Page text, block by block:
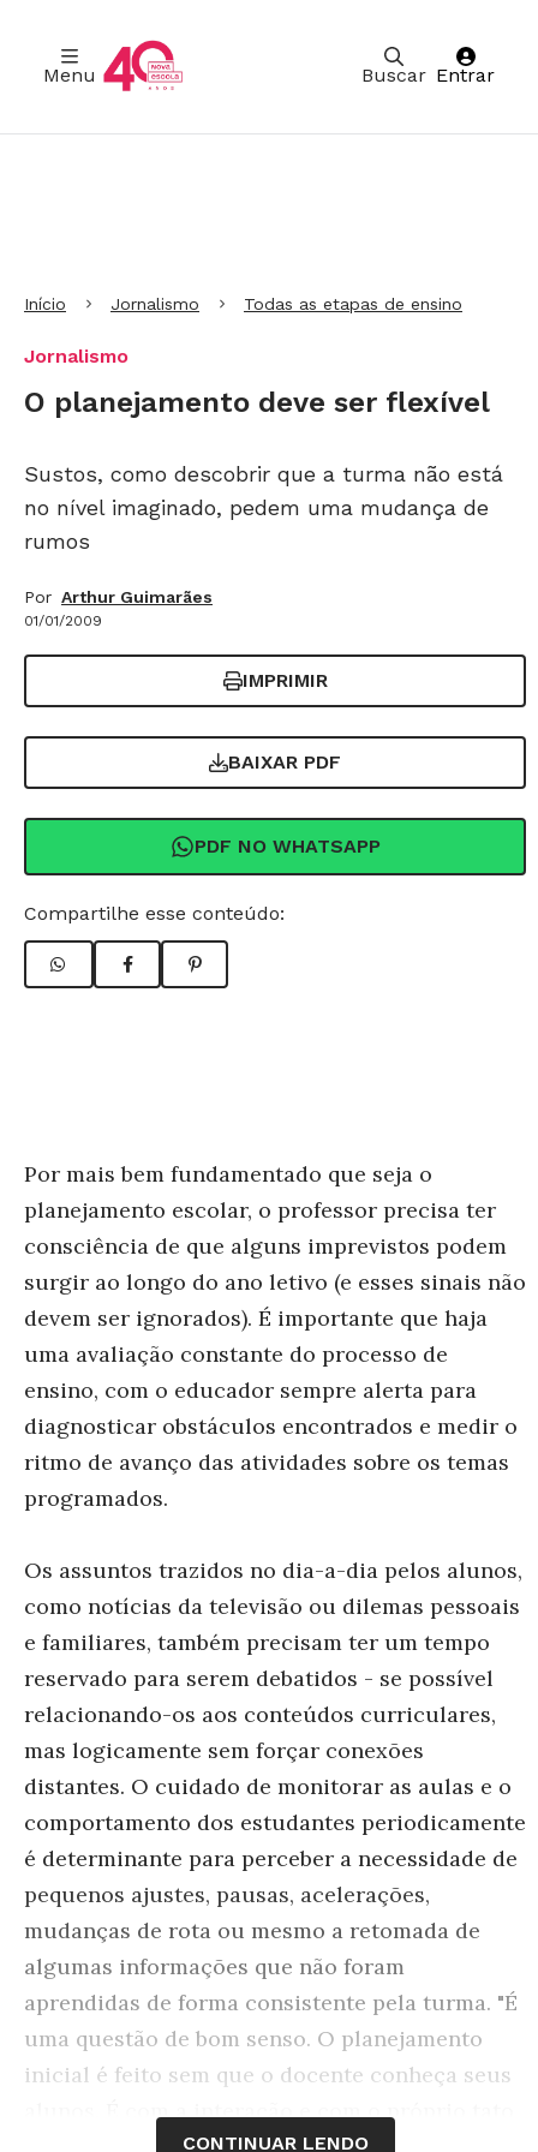
Buscar
Menu Entrar
Início Jornalismo Todas as etapas de ensino
Jornalismo
O planejamento deve ser flexível
Sustos, como descobrir que a turma não está
no nível imaginado, pedem uma mudança de
rumos
Por Arthur Guimarães
01/01/2009
IMPRIMIR
BAIXAR PDF
PDF NO WHATSAPP
Compartilhe esse conteúdo:
Por mais bem fundamentado que seja o
planejamento escolar, o professor precisa ter
consciência de que alguns imprevistos podem
surgir ao longo do ano letivo (e esses sinais não
devem ser ignorados). É importante que haja
uma avaliação constante do processo de
ensino, com o educador sempre alerta para
diagnosticar obstáculos encontrados e medir o
ritmo de avanço das atividades sobre os temas
programados.
Os assuntos trazidos no dia-a-dia pelos alunos,
como notícias da televisão ou dilemas pessoais
e familiares, também precisam ter um tempo
reservado para serem debatidos - se possível
relacionando-os aos conteúdos curriculares,
mas logicamente sem forçar conexões
distantes. O cuidado de monitorar as aulas e o
comportamento dos estudantes periodicamente
é determinante para perceber a necessidade de
pequenos ajustes, pausas, acelerações,
mudanças de rota ou mesmo a retomada de
algumas informações que não foram
aprendidas de forma consistente pela turma. "É
uma questão de bom senso. O planejamento
inicial é feito sem que o docente conheça seus
alunos. É com a interação e com o próprio tato
CONTINUAR LENDO